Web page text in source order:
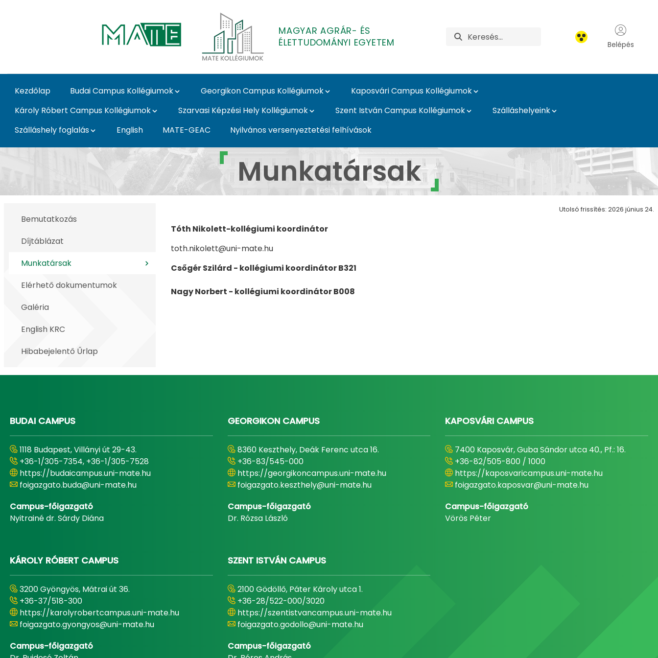
MAGYAR AGRÁR- ÉS
ÉLETTUDOMÁNYI EGYETEM
Belépés
Kezdőlap Budai Campus Kollégiumok Georgikon Campus Kollégiumok
Kaposvári Campus Kollégiumok
Károly Róbert Campus Kollégiumok
Szarvasi Képzési Hely Kollégiumok Szent István Campus Kollégiumok
Szálláshelyeink
Szálláshely foglalás
English MATE-GEAC Nyilvános versenyeztetési felhívások
Munkatársak - MATE Kollégiumok
Munkatársak
Bemutatkozás
Díjtáblázat
Munkatársak
Elérhető dokumentumok
Galéria
English KRC
Hibabejelentő Űrlap
Utolsó frissítés: 2026 június 24.
Tóth Nikolett-kollégiumi koordinátor
toth.nikolett@uni-mate.hu
Csőgér Szilárd - kollégiumi koordinátor B321
Nagy Norbert - kollégiumi koordinátor B008
BUDAI CAMPUS
1118 Budapest, Villányi út 29-43.
+36-1/305-7354, +36-1/305-7528
https://budaicampus.uni-mate.hu
foigazgato.buda@uni-mate.hu
Campus-főigazgató
Nyitrainé dr. Sárdy Diána
GEORGIKON CAMPUS
8360 Keszthely, Deák Ferenc utca 16.
+36-83/545-000
https://georgikoncampus.uni-mate.hu
foigazgato.keszthely@uni-mate.hu
Campus-főigazgató
Dr. Rózsa László
KAPOSVÁRI CAMPUS
7400 Kaposvár, Guba Sándor utca 40., Pf.: 16.
+36-82/505-800 / 1000
https://kaposvaricampus.uni-mate.hu
foigazgato.kaposvar@uni-mate.hu
Campus-főigazgató
Vörös Péter
KÁROLY RÓBERT CAMPUS
3200 Gyöngyös, Mátrai út 36.
+36-37/518-300
https://karolyrobertcampus.uni-mate.hu
foigazgato.gyongyos@uni-mate.hu
Campus-főigazgató
SZENT ISTVÁN CAMPUS
2100 Gödöllő, Páter Károly utca 1.
+36-28/522-000/3020
https://szentistvancampus.uni-mate.hu
foigazgato.godollo@uni-mate.hu
Campus-főigazgató